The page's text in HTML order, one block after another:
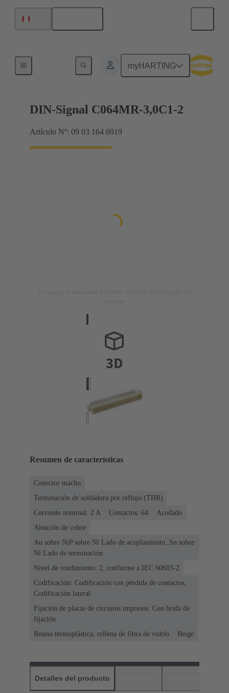
myHARTING
Terminación de placa madre a tarjeta hija
DIN-Signal C064MR-3,0C1-2
Artículo Nº: 09 03 164 6919
Resumen de características
Conector macho
Terminación de soldadura por reflujo (THR)
Corriente nominal: ‌2 A
Contactos: 64
Acodado
Aleación de cobre
Au sobre NiP sobre Ni Lado de acoplamiento, Sn sobre
Ni Lado de terminación
Nivel de rendimiento: 2, conforme a IEC 60603-2
Codificación: Codificación con pérdida de contactos,
Codificación lateral
Fijación de placas de circuitos impresos: Con brida de
fijación
Resina termoplástica, rellena de fibra de vidrio
Beige
Detalles del producto